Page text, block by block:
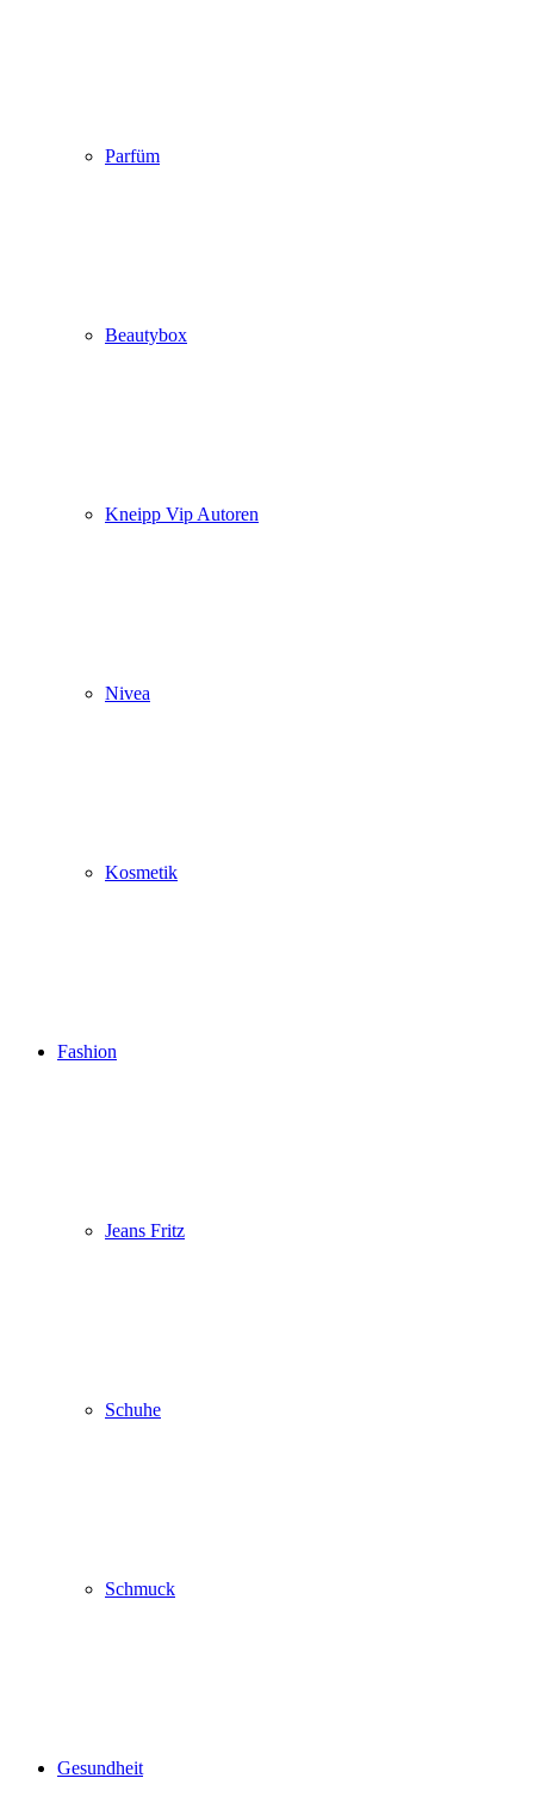
Parfüm
Beautybox
Kneipp Vip Autoren
Nivea
Kosmetik
Fashion
Jeans Fritz
Schuhe
Schmuck
Gesundheit